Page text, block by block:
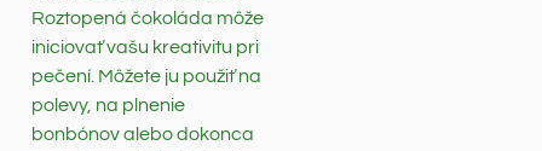
Roztopená čokoláda môže
iniciovať vašu kreativitu pri
pečení. Môžete ju použiť na
polevy, na plnenie
bonbónov alebo dokonca